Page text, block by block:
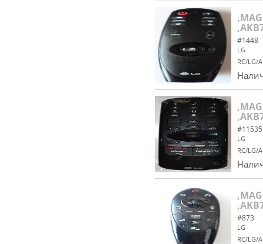
#1448
LG
RC/LG/
#11535
LG
RC/LG/
#873
LG
RC/LG/